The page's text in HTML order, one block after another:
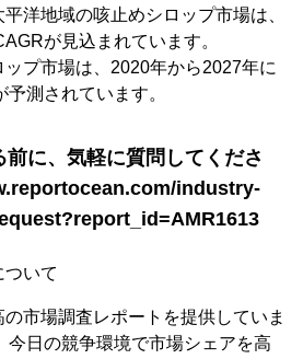
洋地域の咳止めシロップ市場は、
が見込まれています。
ップ市場は、2020年から2027年に
測されています。
に、気軽に質問してくださ
industry-
ついて
市場調査レポートを提供していま
今日の競争環境で市場シェアを高